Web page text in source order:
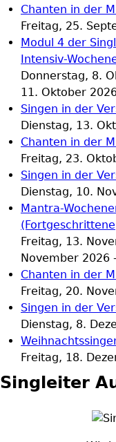
Chanten in der
Freitag, 25.
Modul 4 der
Intensiv-
Donnerstag, 8.
11. Oktober
Singen in der
Dienstag, 13.
Chanten in der
Freitag, 23.
Singen in der
Dienstag, 10.
Mantra-
Freitag, 13.
November 2026
Chanten in der
Freitag, 20.
Singen in der
Dienstag, 8.
Freitag, 18.
Singleiter